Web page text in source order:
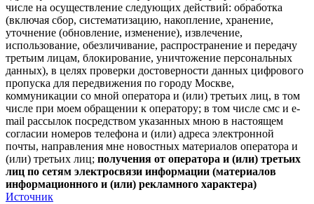
числе на осуществление следующих действий: обработка
(включая сбор, систематизацию, накопление, хранение,
уточнение (обновление, изменение), извлечение,
использование, обезличивание, распространение и передачу
третьим лицам, блокирование, уничтожение персональных
данных), в целях проверки достоверности данных цифрового
пропуска для передвижения по городу Москве,
коммуникации со мной оператора и (или) третьих лиц, в том
числе при моем обращении к оператору; в том числе смс и e-
mail рассылок посредством указанных мною в настоящем
согласии номеров телефона и (или) адреса электронной
почты, направления мне новостных материалов оператора и
(или) третьих лиц; получения от оператора и (или) третьих
лиц по сетям электросвязи информации (материалов
информационного и (или) рекламного характера)
Источник